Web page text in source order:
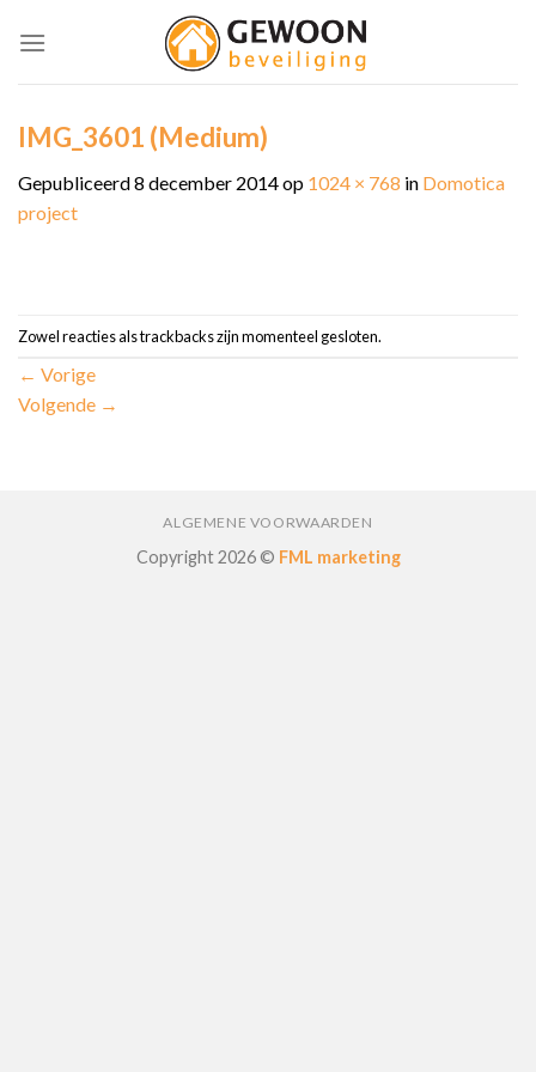
IMG_3601 (Medium)
Gepubliceerd8 december 2014op 1024 × 768 in Domotica
project
Zowel reacties als trackbacks zijn momenteel gesloten.
← Vorige
Volgende →
ALGEMENE VOORWAARDEN
Copyright 2026 © FML marketing